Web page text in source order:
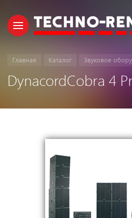
Главная Каталог Звуковое
DynacordCobra 4